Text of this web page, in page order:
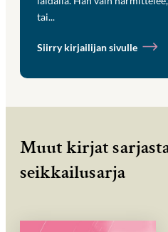
tai...
Siirry kirjailijan sivulle
Muut kirjat
seikkailusarja